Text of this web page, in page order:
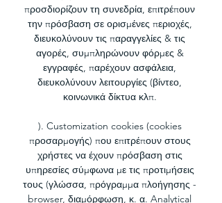
προσδιορίζουν τη συνεδρία, επιτρέπουν
την πρόσβαση σε ορισμένες περιοχές,
διευκολύνουν τις παραγγελίες & τις
αγορές, συμπληρώνουν φόρμες &
εγγραφές, παρέχουν ασφάλεια,
διευκολύνουν λειτουργίες (βίντεο,
κοινωνικά δίκτυα κλπ.
). Customization cookies (cookies
προσαρμογής) που επιτρέπουν στους
χρήστες να έχουν πρόσβαση στις
υπηρεσίες σύμφωνα με τις προτιμήσεις
τους (γλώσσα, πρόγραμμα πλοήγησης -
browser, διαμόρφωση, κ. α. Analytical